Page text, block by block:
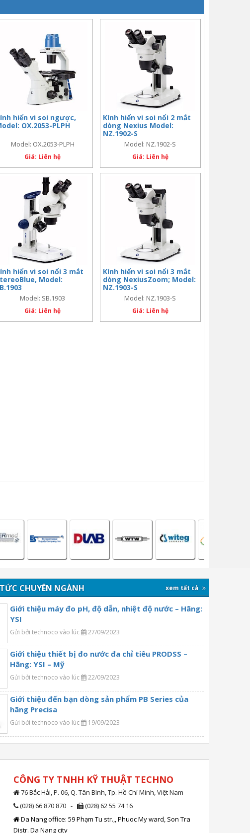
hiển vi soi ngược,
OX.2053-PLPH
Model: OX.2053-PLPH
Giá: Liên hệ
Kính hiển vi soi nổi 2 mắt
dòng Nexius Model:
NZ.1902-S
Model: NZ.1902-S
Giá: Liên hệ
hiển vi soi nổi 3 mắt
Model:
Model: SB.1903
Giá: Liên hệ
Kính hiển vi soi nổi 3 mắt
dòng NexiusZoom; Model:
NZ.1903-S
Model: NZ.1903-S
Giá: Liên hệ
CHUYÊN NGÀNH xem tất cả
Giới thiệu máy đo pH, độ dẫn, nhiệt độ nước – Hãng:
YSI
Gửi bởi technoco vào lúc 27/09/2023
Giới thiệu thiết bị đo nước đa chỉ tiêu PRODSS –
Hãng: YSI – Mỹ
Gửi bởi technoco vào lúc 22/09/2023
Giới thiệu đến bạn dòng sản phẩm PB Series của
hãng Precisa
Gửi bởi technoco vào lúc 19/09/2023
CÔNG TY TNHH KỸ THUẬT TECHNO
76 Bắc Hải, P. 06, Q. Tân Bình, Tp. Hồ Chí Minh, Việt Nam
(028) 66 870 870 -
(028) 62 55 74 16
Da Nang office: 59 Phạm Tu str.,, Phuoc My ward, Son Tra
Distr. Da Nang city